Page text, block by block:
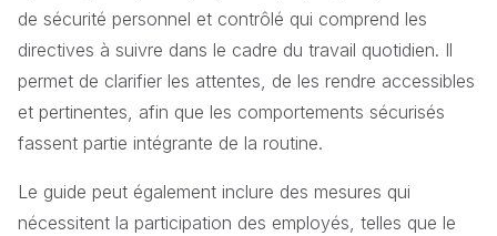
de sécurité personnel et contrôlé qui comprend les
directives à suivre dans le cadre du travail quotidien. Il
permet de clarifier les attentes, de les rendre accessibles
et pertinentes, afin que les comportements sécurisés
fassent partie intégrante de la routine.
Le guide peut également inclure des mesures qui
nécessitent la participation des employés, telles que le